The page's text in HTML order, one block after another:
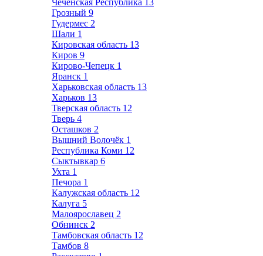
Чеченская Республика 13
Грозный 9
Гудермес 2
Шали 1
Кировская область 13
Киров 9
Кирово-Чепецк 1
Яранск 1
Харьковская область 13
Харьков 13
Тверская область 12
Тверь 4
Осташков 2
Вышний Волочёк 1
Республика Коми 12
Сыктывкар 6
Ухта 1
Печора 1
Калужская область 12
Калуга 5
Малоярославец 2
Обнинск 2
Тамбовская область 12
Тамбов 8